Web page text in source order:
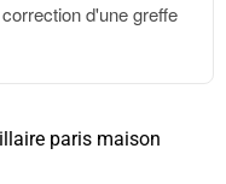
d'une greffe